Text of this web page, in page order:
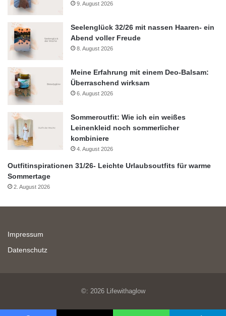
9. August 2026
Seelenglück 32/26 mit nassen Haaren- ein
Abend voller Freude
8. August 2026
Meine Erfahrung mit einem Deo-Balsam:
Überraschend wirksam
6. August 2026
Sommeroutfit: Wie ich ein weißes
Leinenkleid noch sommerlicher
kombiniere
4. August 2026
Outfitinspirationen 31/26- Leichte Urlaubsoutfits für warme
Sommertage
2. August 2026
Impressum
Datenschutz
©: 2026 Lifewithaglow